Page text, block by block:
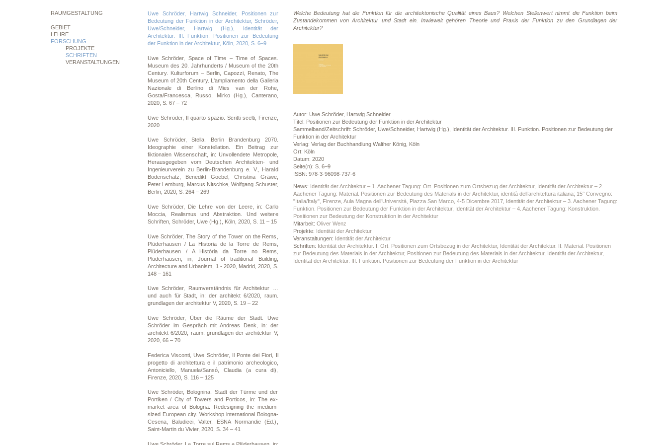
RAUMGESTALTUNG
GEBIET
LEHRE
FORSCHUNG
PROJEKTE
SCHRIFTEN
VERANSTALTUNGEN
Uwe Schröder, Hartwig Schneider, Positionen zur
Bedeutung der Funktion in der Architektur, Schröder,
Uwe/Schneider, Hartwig (Hg.), Identität der
Architektur. III. Funktion. Positionen zur Bedeutung
der Funktion in der Architektur, Köln, 2020, S. 6–9
Uwe Schröder, Space of Time – Time of Spaces.
Museum des 20. Jahrhunderts / Museum of the 20th
Century. Kulturforum – Berlin, Capozzi, Renato, The
Museum of 20th Century. L'ampliamento della Galleria
Nazionale di Berlino di Mies van der Rohe,
Gosta/Francesca, Russo, Mirko (Hg.), Canterano,
2020, S. 67 – 72
Uwe Schröder, Il quarto spazio. Scritti scelti, Firenze,
2020
Uwe Schröder, Stella. Berlin Brandenburg 2070.
Ideographie einer Konstellation. Ein Beitrag zur
fiktionalen Wissenschaft, in: Unvollendete Metropole,
Herausgegeben vom Deutschen Architekten- und
Ingenieurverein zu Berlin-Brandenburg e. V., Harald
Bodenschatz, Benedikt Goebel, Christina Gräwe,
Peter Lemburg, Marcus Nitschke, Wolfgang Schuster,
Berlin, 2020, S. 264 – 269
Uwe Schröder, Die Lehre von der Leere, in: Carlo
Moccia, Realismus und Abstraktion. Und weitere
Schriften, Schröder, Uwe (Hg.), Köln, 2020, S. 11 – 15
Uwe Schröder, The Story of the Tower on the Rems,
Plüderhausen / La Historia de la Torre de Rems,
Plüderhausen / A História da Torre no Rems,
Plüderhausen, in, Journal of traditional Building,
Architecture and Urbanism, 1 - 2020, Madrid, 2020, S.
148 – 161
Uwe Schröder, Raumverständnis für Architektur …
und auch für Stadt, in: der architekt 6/2020, raum.
grundlagen der architektur V, 2020, S. 19 – 22
Uwe Schröder, Über die Räume der Stadt. Uwe
Schröder im Gespräch mit Andreas Denk, in: der
architekt 6/2020, raum. grundlagen der architektur V,
2020, 66 – 70
Federica Visconti, Uwe Schröder, Il Ponte dei Fiori, Il
progetto di architettura e il patrimonio archeologico,
Antoniciello, Manuela/Sansó, Claudia (a cura di),
Firenze, 2020, S. 116 – 125
Uwe Schröder, Bolognina. Stadt der Türme und der
Portiken / City of Towers and Porticos, in: The ex-
market area of Bologna. Redesigning the medium-
sized European city. Workshop international Bologna-
Cesena, Baludicci, Valter, ESNA Normandie (Ed.),
Saint-Martin du Vivier, 2020, S. 34 – 41
Welche Bedeutung hat die Funktion für die architektonische Qualität eines Baus? Welchen Stellenwert nimmt die Funktion beim
Zustandekommen von Architektur und Stadt ein. Inwieweit gehören Theorie und Praxis der Funktion zu den Grundlagen der
Architektur?
Autor: Uwe Schröder, Hartwig Schneider
Titel: Positionen zur Bedeutung der Funktion in der Architektur
Sammelband/Zeitschrift: Schröder, Uwe/Schneider, Hartwig (Hg.), Identität der Architektur. III. Funktion. Positionen zur Bedeutung der
Funktion in der Architektur
Verlag: Verlag der Buchhandlung Walther König, Köln
Ort: Köln
Datum: 2020
Seite(n): S. 6–9
ISBN: 978-3-96098-737-6
News: Identität der Architektur – 1. Aachener Tagung: Ort. Positionen zum Ortsbezug der Architektur, Identität der Architektur – 2.
Aachener Tagung: Material. Positionen zur Bedeutung des Materials in der Architektur, identità dell’architettura italiana; 15° Convegno:
"Italia/Italy", Firenze, Aula Magna dell’Università, Piazza San Marco, 4-5 Dicembre 2017, Identität der Architektur – 3. Aachener Tagung:
Funktion. Positionen zur Bedeutung der Funktion in der Architektur, Identität der Architektur – 4. Aachener Tagung: Konstruktion.
Positionen zur Bedeutung der Konstruktion in der Architektur
Mitarbeit: Oliver Wenz
Projekte: Identität der Architektur
Veranstaltungen: Identität der Architektur
Schriften: Identität der Architektur. I. Ort. Positionen zum Ortsbezug in der Architektur, Identität der Architektur. II. Material. Positionen
zur Bedeutung des Materials in der Architektur, Positionen zur Bedeutung des Materials in der Architektur, Identität der Architektur,
Identität der Architektur. III. Funktion. Positionen zur Bedeutung der Funktion in der Architektur